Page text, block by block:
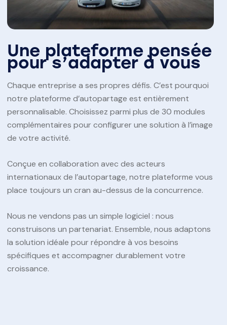
Une plateforme pensée
pour s’adapter à vous
Chaque entreprise a ses propres défis. C’est pourquoi
notre plateforme d’autopartage est entièrement
personnalisable. Choisissez parmi plus de 30 modules
complémentaires pour configurer une solution à l’image
de votre activité.
Conçue en collaboration avec des acteurs
internationaux de l’autopartage, notre plateforme vous
place toujours un cran au-dessus de la concurrence.
Nous ne vendons pas un simple logiciel : nous
construisons un partenariat. Ensemble, nous adaptons
la solution idéale pour répondre à vos besoins
spécifiques et accompagner durablement votre
croissance.